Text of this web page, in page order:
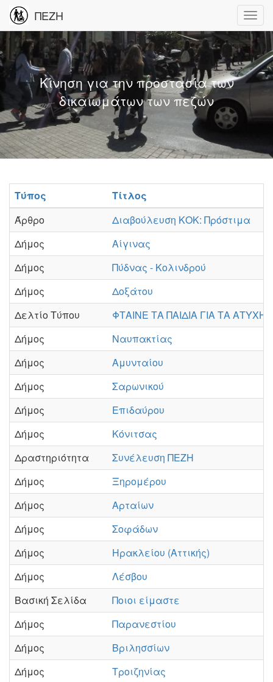
ΠΕΖΗ
Κίνηση για την προστασία των
δικαιωμάτων των πεζών
Τύπος
Τίτλος
Άρθρο
Διαβούλευση ΚΟΚ: Πρόστιμα
Δήμος
Αίγινας
Δήμος
Πύδνας - Κολινδρού
Δήμος
Δοξάτου
Δελτίο Τύπου
ΦΤΑΙΝΕ ΤΑ ΠΑΙΔΙΑ ΓΙΑ ΤΑ
Δήμος
Ναυπακτίας
Δήμος
Αμυνταίου
Δήμος
Σαρωνικού
Δήμος
Επιδαύρου
Δήμος
Κόνιτσας
Δραστηριότητα
Συνέλευση ΠΕΖΗ
Δήμος
Ξηρομέρου
Δήμος
Αρταίων
Δήμος
Σοφάδων
Δήμος
Ηρακλείου (Αττικής)
Δήμος
Λέσβου
Βασική Σελίδα
Ποιοι είμαστε
Δήμος
Παρανεστίου
Δήμος
Βριλησσίων
Δήμος
Τροιζηνίας